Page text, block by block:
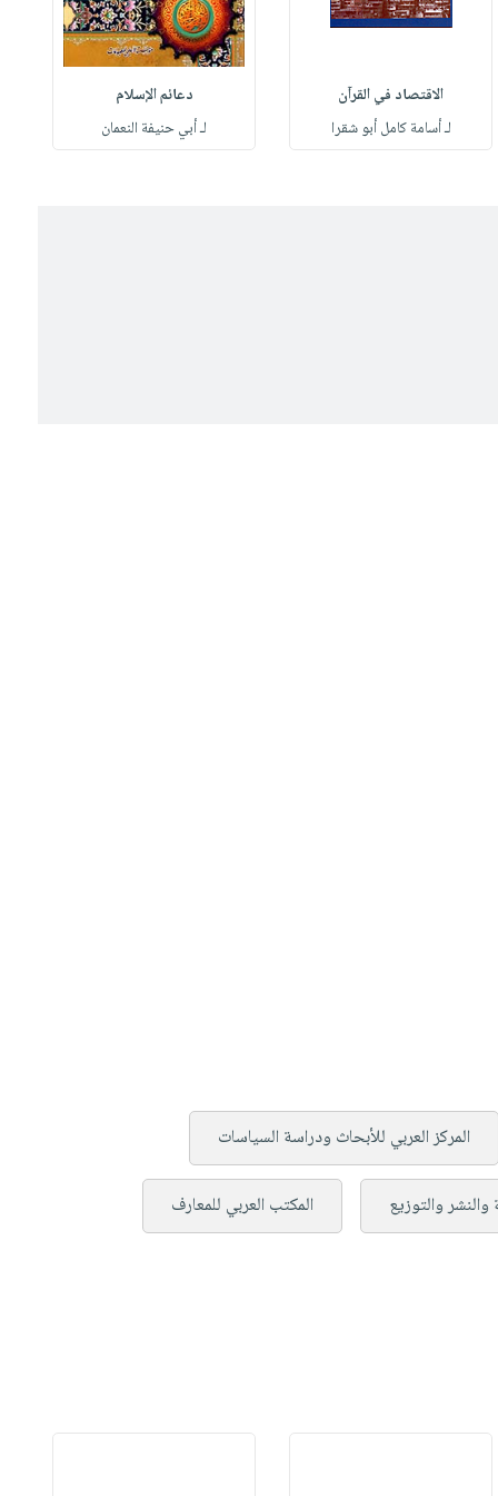
الاقتصاد في القرآن
لـ أسامة كامل أبو شقرا
دعائم الإسلام
لـ أبي حنيفة النعمان
المركز العربي للأبحاث ودراسة السياسات
والنشر والتوزيع المكتب العربي للمعارف